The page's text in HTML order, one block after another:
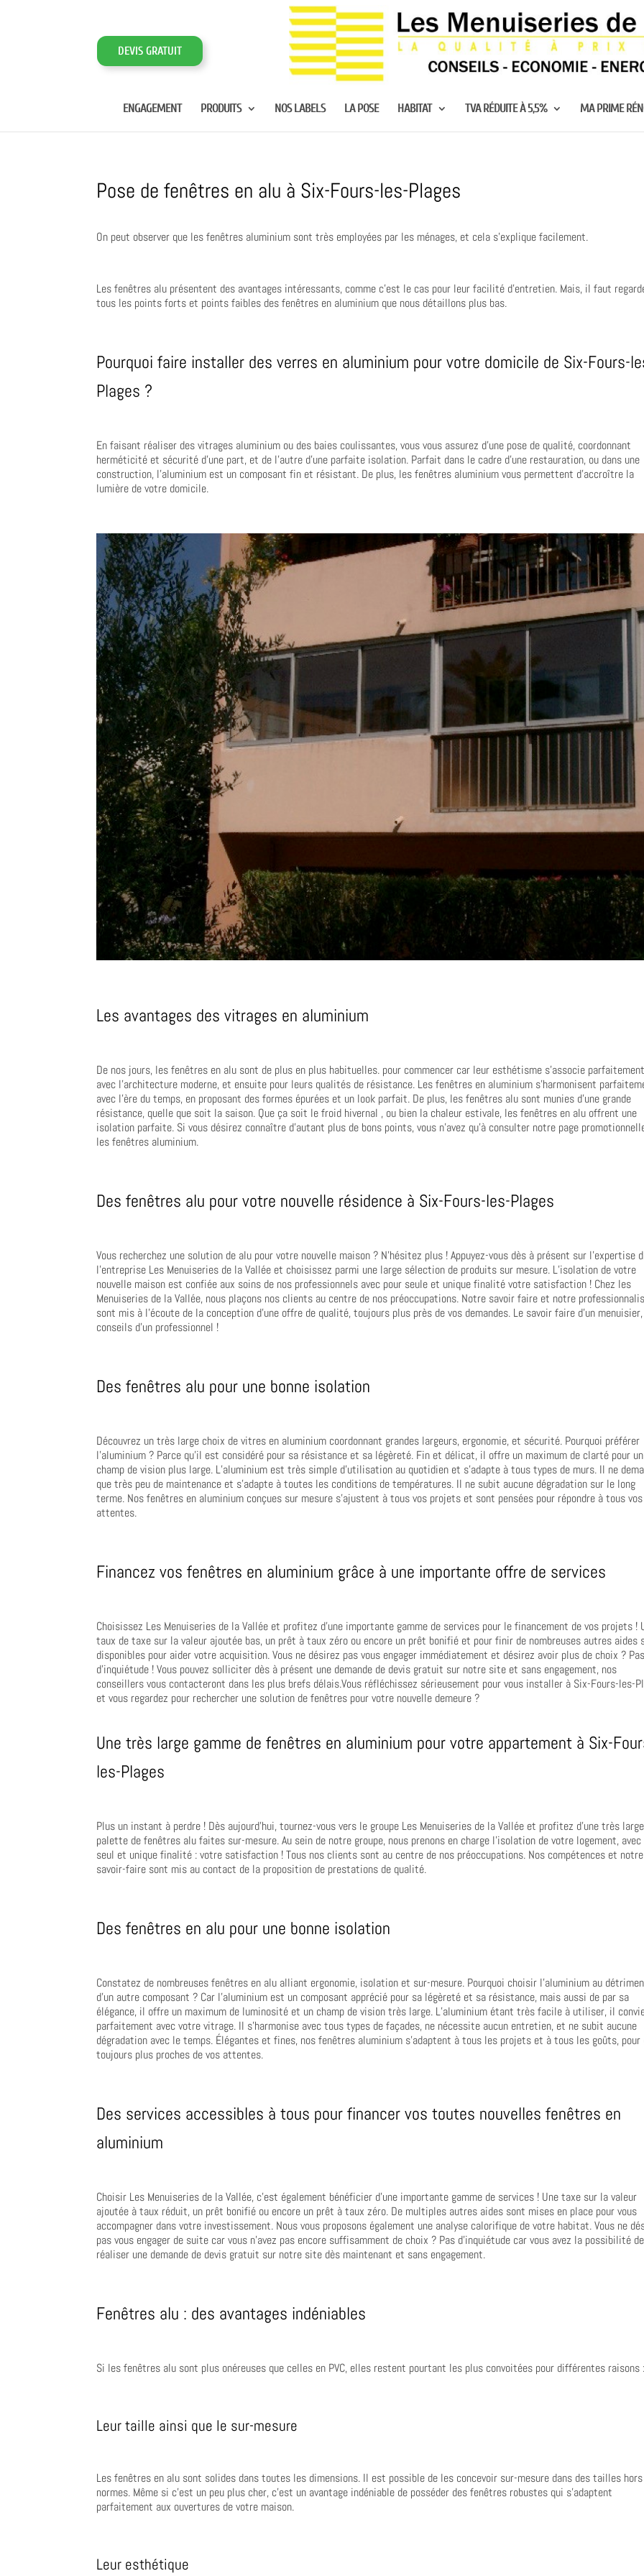
DEVIS GRATUIT
ENGAGEMENT PRODUITS NOS LABELS LA POSE HABITAT TVA RÉDUITE À 5,5% MA PRIME
Pose de fenêtres en alu à Six-Fours-les-Plages
On peut observer que les fenêtres aluminium sont très employées par les ménages, et cela s’explique facilement.
Les fenêtres alu présentent des avantages intéressants, comme c’est le cas pour leur facilité d’entretien. Mais, il faut
tous les points forts et points faibles des fenêtres en aluminium que nous détaillons plus bas.
Pourquoi faire installer des verres en aluminium pour votre domicile de Six-Fours-
Plages ?
En faisant réaliser des vitrages aluminium ou des baies coulissantes, vous vous assurez d’une pose de qualité, coordonnant
herméticité et sécurité d’une part, et de l’autre d’une parfaite isolation. Parfait dans le cadre d’une restauration, ou dans une
construction, l’aluminium est un composant fin et résistant. De plus, les fenêtres aluminium vous permettent d’accroître la
lumière de votre domicile.
Les avantages des vitrages en aluminium
De nos jours, les fenêtres en alu sont de plus en plus habituelles. pour commencer car leur esthétisme s’associe
avec l’architecture moderne, et ensuite pour leurs qualités de résistance. Les fenêtres en aluminium s’harmonisent
avec l’ère du temps, en proposant des formes épurées et un look parfait. De plus, les fenêtres alu sont munies d’une grande
résistance, quelle que soit la saison. Que ça soit le froid hivernal , ou bien la chaleur estivale, les fenêtres en alu offrent une
isolation parfaite. Si vous désirez connaître d’autant plus de bons points, vous n’avez qu’à consulter notre page
les fenêtres aluminium.
Des fenêtres alu pour votre nouvelle résidence à Six-Fours-les-Plages
Vous recherchez une solution de alu pour votre nouvelle maison ? N’hésitez plus ! Appuyez-vous dès à présent sur l’expertise
l’entreprise Les Menuiseries de la Vallée et choisissez parmi une large sélection de produits sur mesure. L’isolation de votre
nouvelle maison est confiée aux soins de nos professionnels avec pour seule et unique finalité votre satisfaction ! Chez les
Menuiseries de la Vallée, nous plaçons nos clients au centre de nos préoccupations. Notre savoir faire et notre
sont mis à l’écoute de la conception d’une offre de qualité, toujours plus près de vos demandes. Le savoir faire d’un
conseils d’un professionnel !
Des fenêtres alu pour une bonne isolation
Découvrez un très large choix de vitres en aluminium coordonnant grandes largeurs, ergonomie, et sécurité. Pourquoi préférer
l’aluminium ? Parce qu’il est considéré pour sa résistance et sa légèreté. Fin et délicat, il offre un maximum de clarté pour un
champ de vision plus large. L’aluminium est très simple d’utilisation au quotidien et s’adapte à tous types de murs. Il ne
que très peu de maintenance et s’adapte à toutes les conditions de températures. Il ne subit aucune dégradation sur le long
terme. Nos fenêtres en aluminium conçues sur mesure s’ajustent à tous vos projets et sont pensées pour répondre à tous vos
attentes.
Financez vos fenêtres en aluminium grâce à une importante offre de services
Choisissez Les Menuiseries de la Vallée et profitez d’une importante gamme de services pour le financement de vos projets !
taux de taxe sur la valeur ajoutée bas, un prêt à taux zéro ou encore un prêt bonifié et pour finir de nombreuses autres aides
disponibles pour aider votre acquisition. Vous ne désirez pas vous engager immédiatement et désirez avoir plus de choix ?
d’inquiétude ! Vous pouvez solliciter dès à présent une demande de devis gratuit sur notre site et sans engagement, nos
conseillers vous contacteront dans les plus brefs délais.Vous réfléchissez sérieusement pour vous installer à Six-Fours-les-
et vous regardez pour rechercher une solution de fenêtres pour votre nouvelle demeure ?
Une très large gamme de fenêtres en aluminium pour votre appartement à Six-
les-Plages
Plus un instant à perdre ! Dès aujourd’hui, tournez-vous vers le groupe Les Menuiseries de la Vallée et profitez d’une très large
palette de fenêtres alu faites sur-mesure. Au sein de notre groupe, nous prenons en charge l’isolation de votre logement, avec
seul et unique finalité : votre satisfaction ! Tous nos clients sont au centre de nos préoccupations. Nos compétences et notre
savoir-faire sont mis au contact de la proposition de prestations de qualité.
Des fenêtres en alu pour une bonne isolation
Constatez de nombreuses fenêtres en alu alliant ergonomie, isolation et sur-mesure. Pourquoi choisir l’aluminium au
d’un autre composant ? Car l’aluminium est un composant apprécié pour sa légèreté et sa résistance, mais aussi de par sa
élégance, il offre un maximum de luminosité et un champ de vision très large. L’aluminium étant très facile à utiliser, il
parfaitement avec votre vitrage. Il s’harmonise avec tous types de façades, ne nécessite aucun entretien, et ne subit aucune
dégradation avec le temps. Élégantes et fines, nos fenêtres aluminium s’adaptent à tous les projets et à tous les goûts,
toujours plus proches de vos attentes.
Des services accessibles à tous pour financer vos toutes nouvelles fenêtres en
aluminium
Choisir Les Menuiseries de la Vallée, c’est également bénéficier d’une importante gamme de services ! Une taxe sur la valeur
ajoutée à taux réduit, un prêt bonifié ou encore un prêt à taux zéro. De multiples autres aides sont mises en place pour vous
accompagner dans votre investissement. Nous vous proposons également une analyse calorifique de votre habitat. Vous ne
pas vous engager de suite car vous n’avez pas encore suffisamment de choix ? Pas d’inquiétude car vous avez la possibilité de
réaliser une demande de devis gratuit sur notre site dès maintenant et sans engagement.
Fenêtres alu : des avantages indéniables
Si les fenêtres alu sont plus onéreuses que celles en PVC, elles restent pourtant les plus convoitées pour différentes raisons
Leur taille ainsi que le sur-mesure
Les fenêtres en alu sont solides dans toutes les dimensions. Il est possible de les concevoir sur-mesure dans des tailles hors
normes. Même si c’est un peu plus cher, c’est un avantage indéniable de posséder des fenêtres robustes qui s’adaptent
parfaitement aux ouvertures de votre maison.
Leur esthétique